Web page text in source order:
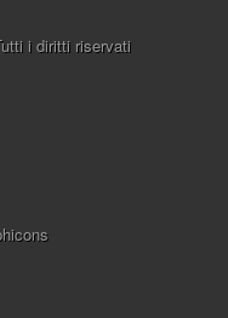
i diritti riservati